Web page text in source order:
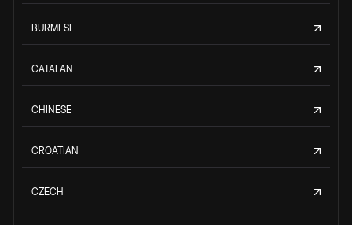
BURMESE
CATALAN
CHINESE
CROATIAN
CZECH